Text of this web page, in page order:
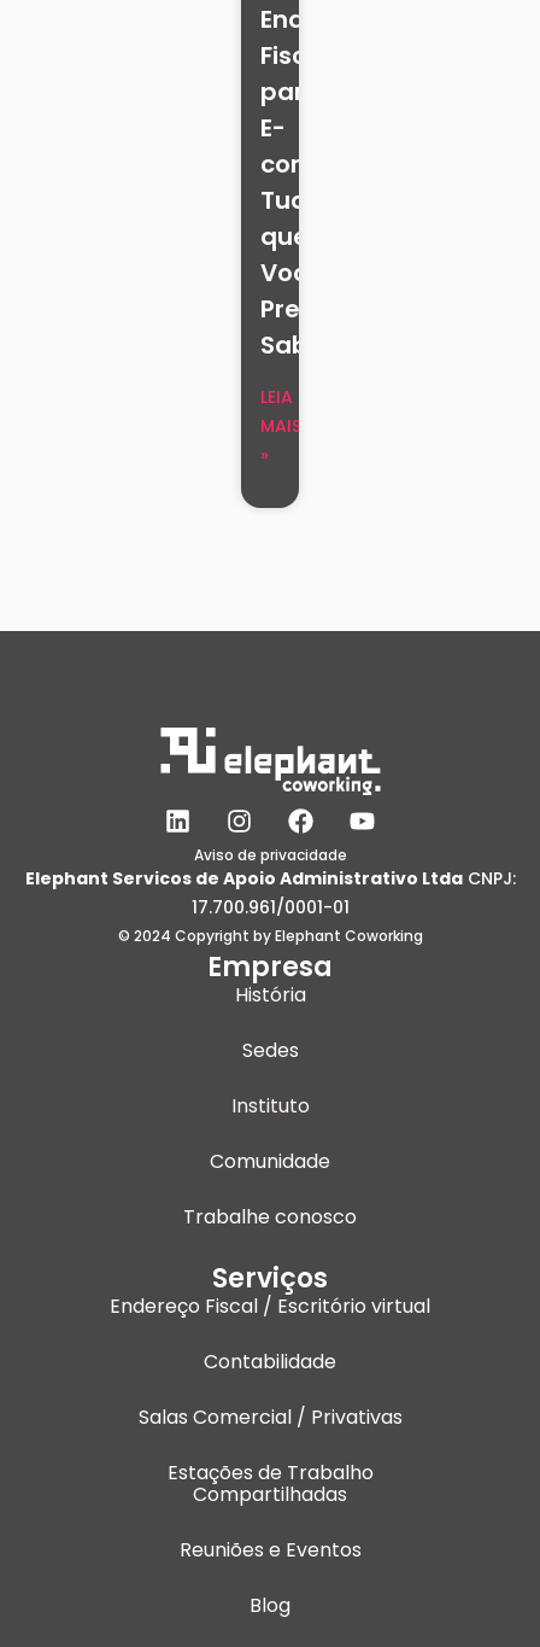
Endereço
Fiscal
para
E-
commerce:
Tudo
que
Você
Precisa
Saber
LEIA
MAIS
»
L
i
k
d
I
n
s
t
a
g
r
a
m
F
a
c
e
b
o
o
k
Y
o
t
b
Aviso de privacidade
Elephant Servicos de Apoio Administrativo LtdaCNPJ:
17.700.961/0001-01
© 2024 Copyright by Elephant Coworking
Empresa
História
Sedes
Instituto
Comunidade
Trabalhe conosco
Serviços
Endereço Fiscal / Escritório virtual
Contabilidade
Salas Comercial / Privativas
Estações de Trabalho
Compartilhadas
Reuniões e Eventos
Blog